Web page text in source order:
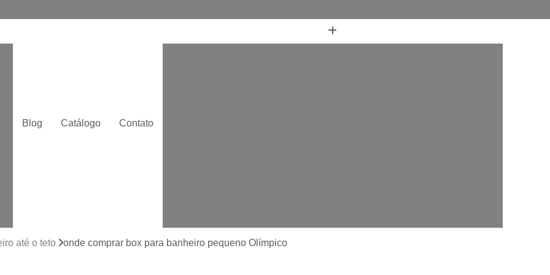
Blog Catálogo Contato
Box de Vidro Sanfonado ABC
até o teto onde comprar box para banheiro pequeno Olímpico